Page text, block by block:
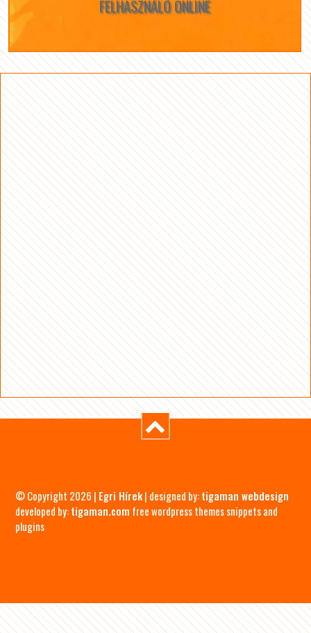
FELHASZNÁLÓ ONLINE
© Copyright 2026 | Egri Hírek| designed by:tigaman webdesign
developed by:tigaman.com free wordpress themes snippets and
plugins